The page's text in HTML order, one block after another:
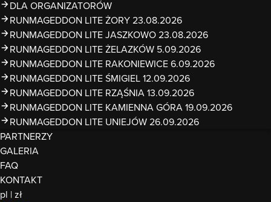
DLA ORGANIZATORÓW
RUNMAGEDDON LITE ŻORY 23.08.2026
RUNMAGEDDON LITE JASZKOWO 23.08.2026
RUNMAGEDDON LITE ŻELAZKÓW 5.09.2026
RUNMAGEDDON LITE RAKONIEWICE 6.09.2026
RUNMAGEDDON LITE ŚMIGIEL 12.09.2026
RUNMAGEDDON LITE RZĄŚNIA 13.09.2026
RUNMAGEDDON LITE KAMIENNA GÓRA 19.09.2026
RUNMAGEDDON LITE UNIEJÓW 26.09.2026
PARTNERZY
GALERIA
FAQ
KONTAKT
pl |zł